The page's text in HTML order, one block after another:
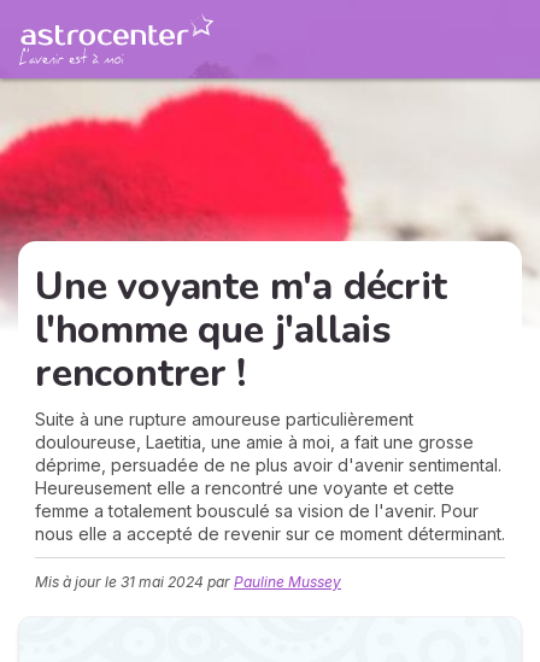
Une voyante m'a décrit
l'homme que j'allais
rencontrer !
Suite à une rupture amoureuse particulièrement
douloureuse, Laetitia, une amie à moi, a fait une grosse
déprime, persuadée de ne plus avoir d'avenir sentimental.
Heureusement elle a rencontré une voyante et cette
femme a totalement bousculé sa vision de l'avenir. Pour
nous elle a accepté de revenir sur ce moment déterminant.
Mis à jour le 31 mai 2024 par Pauline Mussey